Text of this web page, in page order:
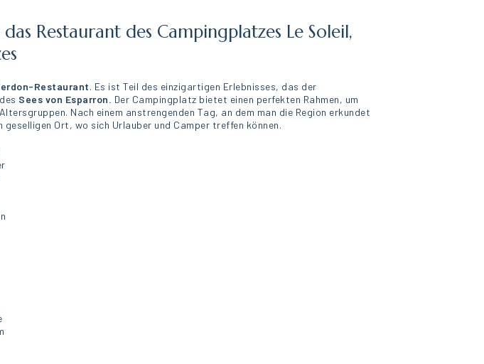
Restaurant des Campingplatzes Le Soleil,
Restaurant. Es ist Teil des einzigartigen Erlebnisses, das der
Sees von Esparron. Der Campingplatz bietet einen perfekten Rahmen, um
Nach einem anstrengenden Tag, an dem man die Region erkundet
Ort, wo sich Urlauber und Camper treffen können.